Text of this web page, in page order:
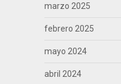
marzo 2025
febrero 2025
mayo 2024
abril 2024